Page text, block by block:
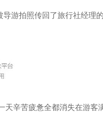
游拍照传回了旅行社经理
辛苦疲惫全都消失在游客